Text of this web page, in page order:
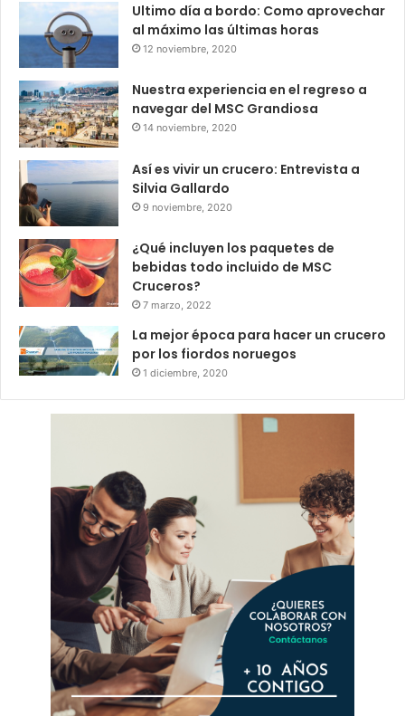
Ultimo día a bordo: Como aprovechar
al máximo las últimas horas
12 noviembre, 2020
Nuestra experiencia en el regreso a
navegar del MSC Grandiosa
14 noviembre, 2020
Así es vivir un crucero: Entrevista a
Silvia Gallardo
9 noviembre, 2020
¿Qué incluyen los paquetes de
bebidas todo incluido de MSC
Cruceros?
7 marzo, 2022
La mejor época para hacer un crucero
por los fiordos noruegos
1 diciembre, 2020